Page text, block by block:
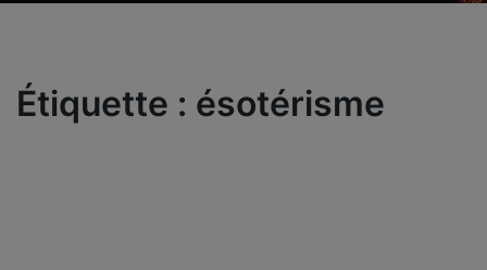
Étiquette : ésotérisme